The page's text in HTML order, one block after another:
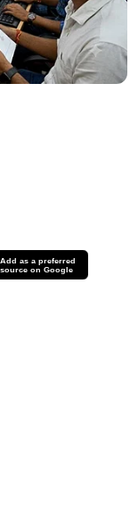
Add as a preferred
source on Google